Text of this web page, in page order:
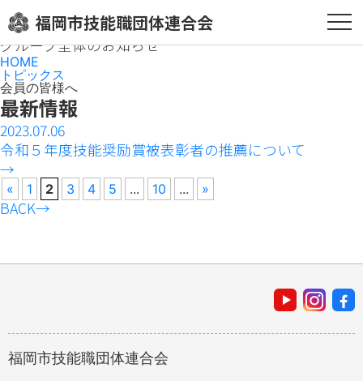
福岡市技能職団体連合会
トピックス
グループ全体のお知らせ
HOME
トピックス
会員の皆様へ
最新情報
2023.07.06
令和５年度技能奨励賞被表彰者の推薦について
→
« 1 2 3 4 5 ... 10 ... »
BACK→
福岡市技能職団体連合会